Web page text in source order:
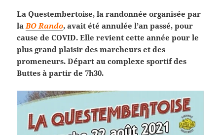
La Questembertoise, la randonnée organisée par
la BO Rando, avait été annulée l’an passé, pour
cause de COVID. Elle revient cette année pour le
plus grand plaisir des marcheurs et des
promeneurs. Départ au complexe sportif des
Buttes à partir de 7h30.